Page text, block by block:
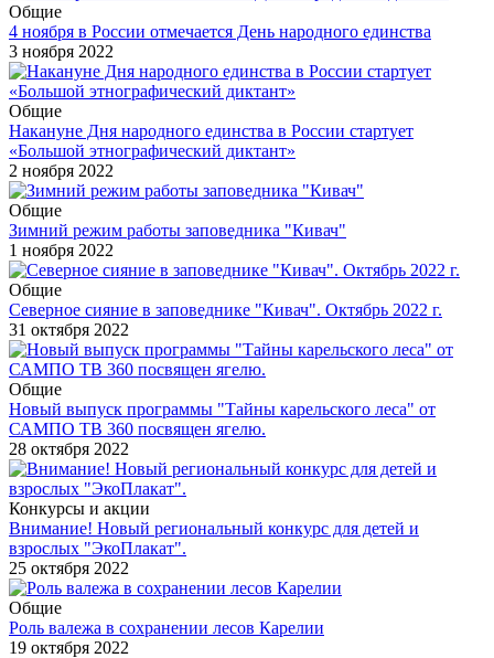
Общие
4 ноября в России отмечается День народного единства
3 ноября 2022
Общие
Накануне Дня народного единства в России стартует
«Большой этнографический диктант»
2 ноября 2022
Общие
Зимний режим работы заповедника "Кивач"
1 ноября 2022
Общие
Северное сияние в заповеднике "Кивач". Октябрь 2022 г.
31 октября 2022
Общие
Новый выпуск программы "Тайны карельского леса" от
САМПО ТВ 360 посвящен ягелю.
28 октября 2022
Конкурсы и акции
Внимание! Новый региональный конкурс для детей и
взрослых "ЭкоПлакат".
25 октября 2022
Общие
Роль валежа в сохранении лесов Карелии
19 октября 2022